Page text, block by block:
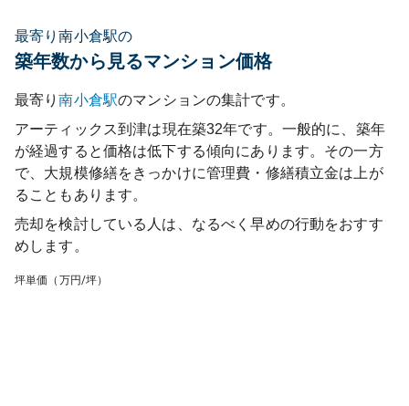
最寄り南小倉駅の
築年数から見るマンション価格
最寄り南小倉駅のマンションの集計です。
アーティックス到津は現在築32年です。一般的に、築年
が経過すると価格は低下する傾向にあります。その一方
で、大規模修繕をきっかけに管理費・修繕積立金は上が
ることもあります。
売却を検討している人は、なるべく早めの行動をおすす
めします。
坪単価（万円/坪）